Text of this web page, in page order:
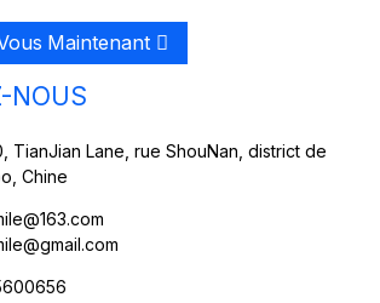
Maintenant
NOUS
TianJian Lane, rue ShouNan, district de
Chine